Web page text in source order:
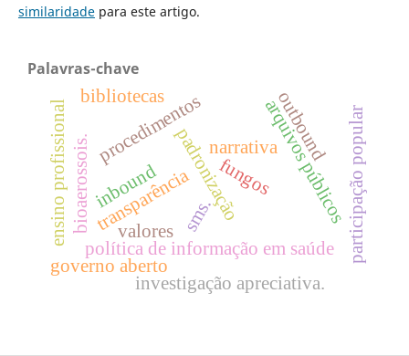
similaridadepara este artigo.
Palavras-chave
política de informação em saúde
padronizaçãonarrativa
transparência
governo aberto
participação popular
procedimentos
sms. arquivos públicos
ensino profissional
investigação apreciativa.
bibliotecas
fungos
bioaerossois. valores
inbound
outbound